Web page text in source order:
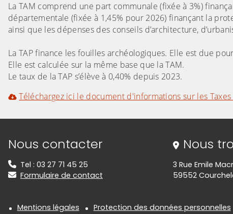
La TAM comprend une part communale (fixée à 3%)
départementale (fixée à 1,45% pour 2026) finançant la
ainsi que les dépenses des conseils d’architecture,
La TAP finance les fouilles archéologiques. Elle est due
Elle est calculée sur la même base que la TAM.
Le taux de la TAP s’élève à 0,40% depuis 2023.
Téléchargez ici le document d'informations sur les
Informations de contact
Nous contacter
Tel : 03 27 71 45 25
Formulaire de contact
Nous
3 Rue Emile
59552
Mentions légales
Protection des données personnelles